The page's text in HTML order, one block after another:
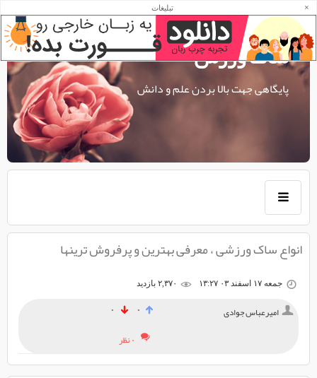
ساک ورزش
پایگاهی جهت بالا بردن علم و دانش
انواع ساک ورزشی ، معرفی بهترین و پرفروش ترینها
جمعه ۱۷ اسفند ۰۳ ۱۳:۲۷
امیرعباس جوادی ۰
۰
۰ نظر
تبلیغات ×